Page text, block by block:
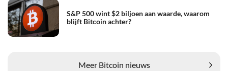
S&P 500 wint $2 biljoen aan waarde, waarom
blijft Bitcoin achter?
Meer Bitcoin nieuws